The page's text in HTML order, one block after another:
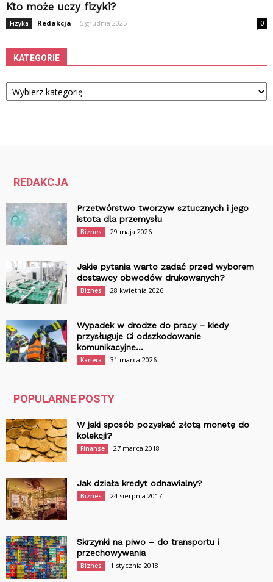
Kto może uczy fizyki?
Fizyka Redakcja - 5 grudnia 2025 0
KATEGORIE
Kategorie
REDAKCJA
Przetwórstwo tworzyw sztucznych i jego
istota dla przemysłu
Biznes 29 maja 2026
Jakie pytania warto zadać przed wyborem
dostawcy obwodów drukowanych?
Biznes 28 kwietnia 2026
Wypadek w drodze do pracy – kiedy
przysługuje Ci odszkodowanie
komunikacyjne...
Kariera 31 marca 2026
POPULARNE POSTY
W jaki sposób pozyskać złotą monetę do
kolekcji?
Finanse 27 marca 2018
Jak działa kredyt odnawialny?
Biznes 24 sierpnia 2017
Skrzynki na piwo – do transportu i
przechowywania
Biznes 1 stycznia 2018